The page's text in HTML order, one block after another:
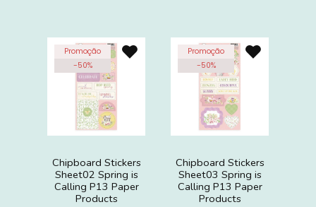
Promoção
-50%
Chipboard Stickers
Sheet02 Spring is
Calling P13 Paper
Products
Promoção
-50%
Chipboard Stickers
Sheet03 Spring is
Calling P13 Paper
Products